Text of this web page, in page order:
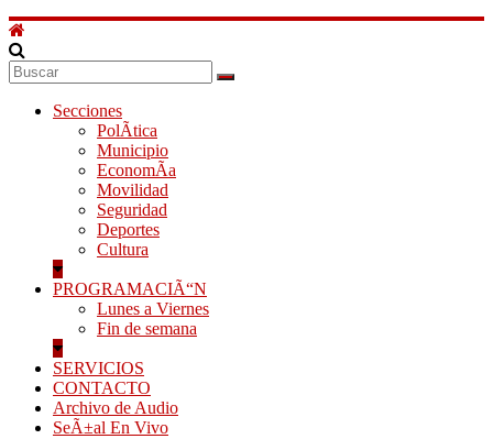
Secciones
PolÃ­tica
Municipio
EconomÃ­a
Movilidad
Seguridad
Deportes
Cultura
PROGRAMACIÃ“N
Lunes a Viernes
Fin de semana
SERVICIOS
CONTACTO
Archivo de Audio
SeÃ±al En Vivo